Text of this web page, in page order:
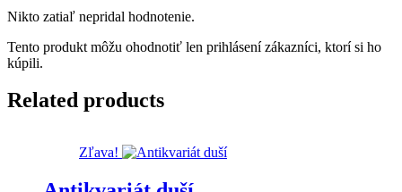
Nikto zatiaľ nepridal hodnotenie.
Tento produkt môžu ohodnotiť len prihlásení zákazníci, ktorí si ho
kúpili.
Related products
Zľava!